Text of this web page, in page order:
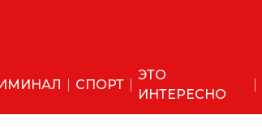
СПОРТ
ЭТО
ИНТЕРЕСНО